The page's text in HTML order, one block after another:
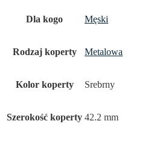
Dla kogo Męski
Rodzaj koperty Metalowa
Kolor koperty Srebrny
Szerokość koperty 42.2 mm